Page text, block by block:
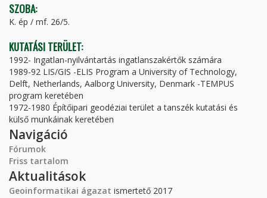
SZOBA:
K. ép / mf. 26/5.
KUTATÁSI TERÜLET:
1992- Ingatlan-nyilvántartás ingatlanszakértők számára
1989-92 LIS/GIS -ELIS Program a University of Technology,
Delft, Netherlands, Aalborg University, Denmark -TEMPUS
program keretében
1972-1980 Építőipari geodéziai terület a tanszék kutatási és
külső munkáinak keretében
Navigáció
Fórumok
Friss tartalom
Aktualitások
Geoinformatikai ágazat ismertető 2017